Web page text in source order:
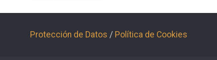
Protección de Datos / Política de Cookies